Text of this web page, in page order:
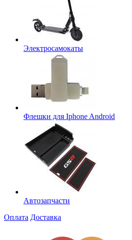
Электросамокаты
Флешки для Iphone Android
Автозапчасти
Оплата Доставка